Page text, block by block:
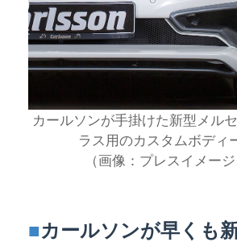
カールソンが手掛けた新型メル
ラス用のカスタムボディ
（画像：プレスイメージ
■カールソンが早くも